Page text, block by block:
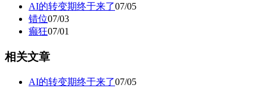
AI的转变期终于来了07/05
错位07/03
癫狂07/01
相关文章
AI的转变期终于来了07/05